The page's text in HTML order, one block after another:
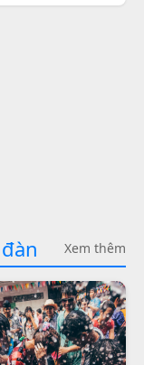
Xem thêm